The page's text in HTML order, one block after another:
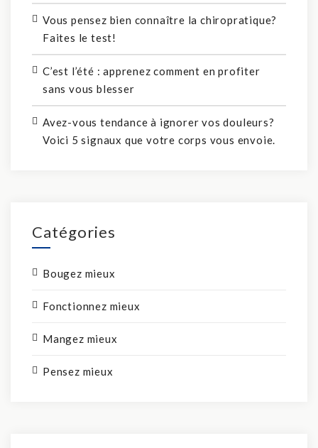
Vous pensez bien connaître la chiropratique?
Faites le test!
C’est l’été : apprenez comment en profiter
sans vous blesser
Avez-vous tendance à ignorer vos douleurs?
Voici 5 signaux que votre corps vous envoie.
Catégories
Bougez mieux
Fonctionnez mieux
Mangez mieux
Pensez mieux